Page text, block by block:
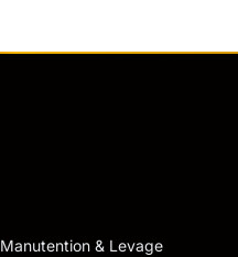
Manutention & Levage